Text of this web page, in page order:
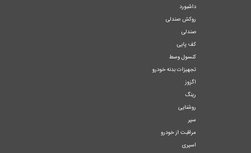
داشبورد
روکش صندلی
صندلی
کف پایی
کنسول وسط
تجهیزات بدنه خودرو
اگزوز
رینگ
روشنایی
سپر
مراقبت از خودرو
اسپری